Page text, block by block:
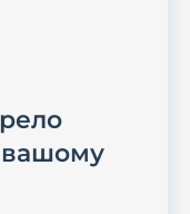
вашому